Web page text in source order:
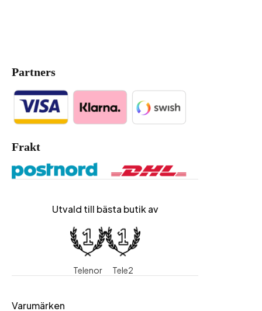
Partners
Frakt
Utvald till bästa butik av
Telenor Tele2
Varumärken